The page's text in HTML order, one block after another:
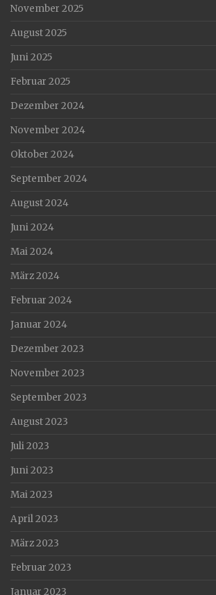
November 2025
August 2025
Juni 2025
Februar 2025
Dezember 2024
November 2024
Oktober 2024
September 2024
August 2024
Juni 2024
Mai 2024
März 2024
Februar 2024
Januar 2024
Dezember 2023
November 2023
September 2023
August 2023
Juli 2023
Juni 2023
Mai 2023
April 2023
März 2023
Februar 2023
Januar 2023